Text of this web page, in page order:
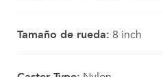
Tamaño de rueda: 8 inch